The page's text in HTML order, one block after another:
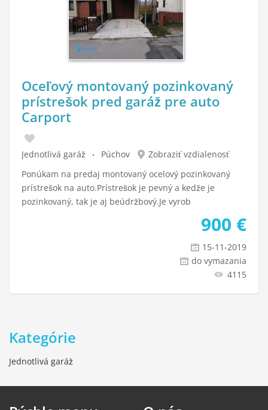
Oceľový montovaný pozinkovaný
prístrešok pred garáž pre auto
Carport
Jednotlivá garáž Púchov
Zobraziť vzdialenosť
Ponúkam na predaj montovaný ocelový pozinkovaný
prístrešok na auto.Prístrešok je pevný a kedže je
pozinkovaný, tak je aj beúdržbový.Je vyrob
900 €
15-11-2019
do vymazania
4115
Kategórie
Jednotlivá garáž